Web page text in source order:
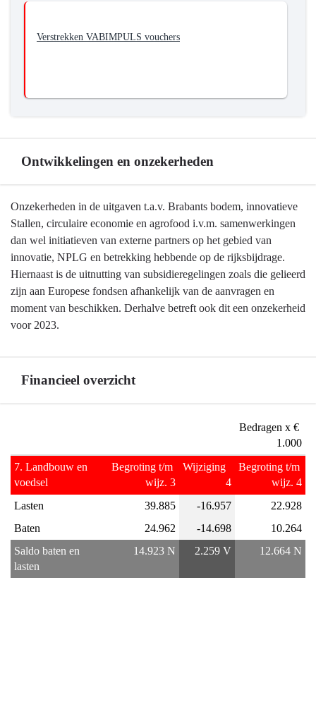
Verstrekken VABIMPULS vouchers
Ontwikkelingen en onzekerheden
Terug
naar
navigatie
Programma
Landbouw
Ontwikkelingen
Onzekerheden in de uitgaven t.a.v. Brabants bodem, innovatieve
Stallen, circulaire economie en agrofood i.v.m. samenwerkingen
dan wel initiatieven van externe partners op het gebied van
innovatie, NPLG en betrekking hebbende op de rijksbijdrage.
Hiernaast is de uitnutting van subsidieregelingen zoals die gelieerd
zijn aan Europese fondsen afhankelijk van de aanvragen en
moment van beschikken. Derhalve betreft ook dit een onzekerheid
voor 2023.
Financieel overzicht
navigatie
Landbouw
Bedragen x €
1.000
7. Landbouw en
voedsel
Begroting t/m
wijz. 3
Wijziging
4
Begroting t/m
wijz. 4
Lasten
39.885 -16.957
22.928
Baten
24.962 -14.698
10.264
Saldo baten en
lasten
14.923 N 2.259 V 12.664 N